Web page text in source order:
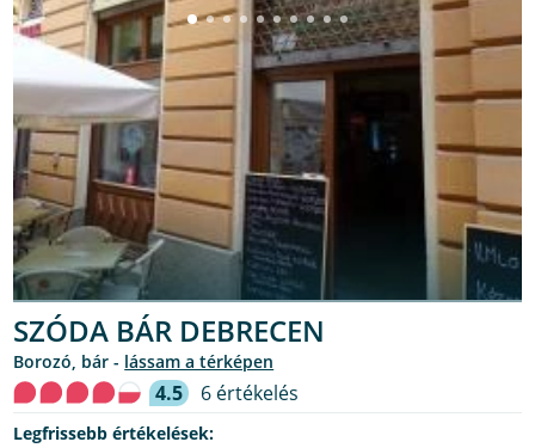
SZÓDA BÁR DEBRECEN
borozó, bár - lássam a térképen
4.5 6 értékelés
Legfrissebb értékelések: